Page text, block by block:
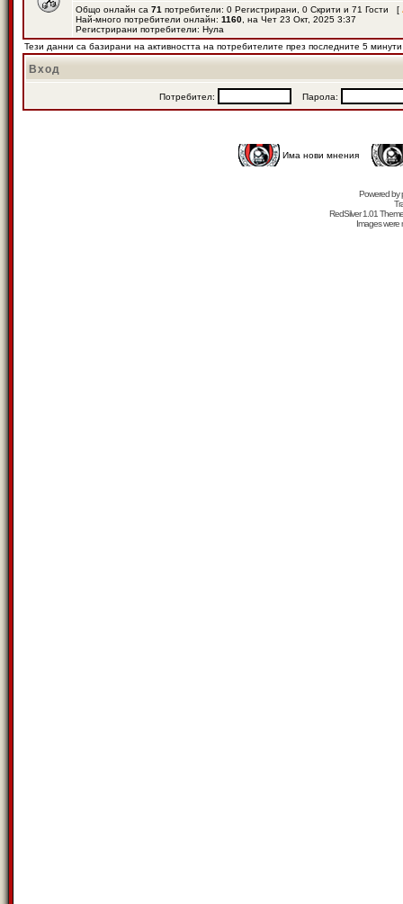
Общо онлайн са 71 потребители: 0 Регистрирани, 0 Скрити и 71 Гости [
Най-много потребители онлайн: 1160 , на Чет 23 Окт, 2025 3:37
Регистрирани потребители: Нула
Тези данни са базирани на активността на потребителите през последните 5 минути
Вход
Потребител: Парола:
Има нови мнения
Powered by
RedSilver 1.01
Images were